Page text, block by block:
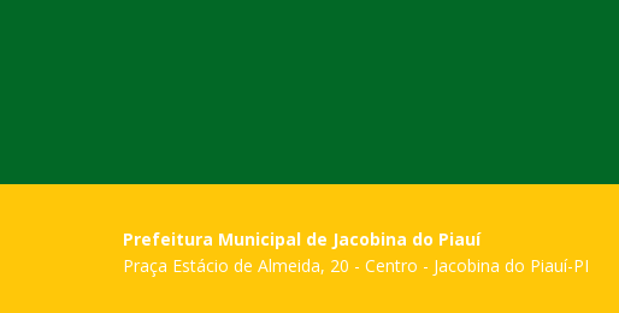
Prefeitura Municipal de Jacobina do Piauí
Praça Estácio de Almeida, 20 - Centro - Jacobina do Piauí-PI